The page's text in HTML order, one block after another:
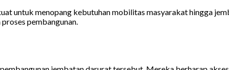
untuk menopang kebutuhan mobilitas masyarakat hingga
pembangunan.